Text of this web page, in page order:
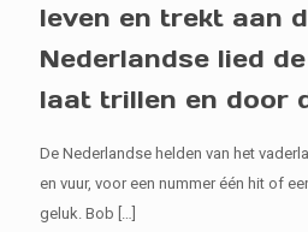
leven en trekt aan
Nederlandse lied
laat trillen en door
De Nederlandse helden van het
en vuur, voor een nummer één hit of
geluk. Bob